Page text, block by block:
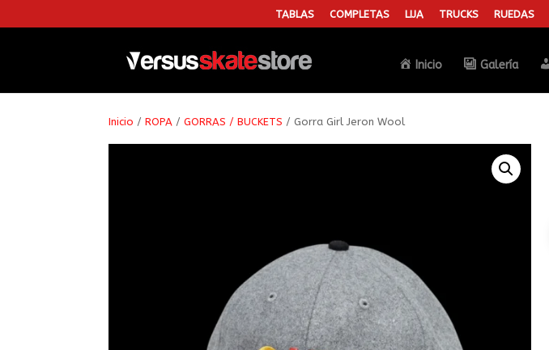
TABLAS COMPLETAS LIJA TRUCKS RUEDAS
Inicio Galería
Inicio /ROPA /GORRAS / BUCKETS / Gorra Girl Jeron Wool